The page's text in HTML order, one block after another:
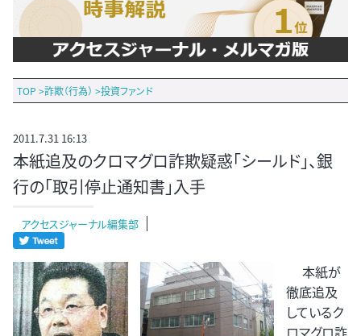
TOP >詐欺（行為） >投資ファンド
2011.7.31 16:13
本紙追及のクロマグロ詐欺疑惑「シールド」、銀
行の「取引停止通知書」入手
アクセスジャーナル編集部
本紙が
徹底追及
しているク